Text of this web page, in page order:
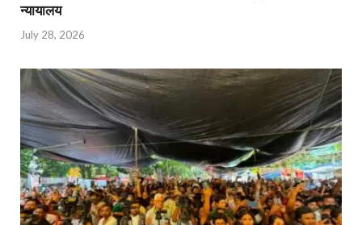
न्यायालय
July 28, 2026